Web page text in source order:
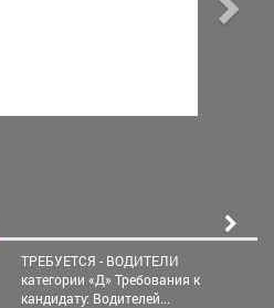
ТРЕБУЕТСЯ - ВОДИТЕЛИ
категории «Д» Требования к
кандидату: Водителей...